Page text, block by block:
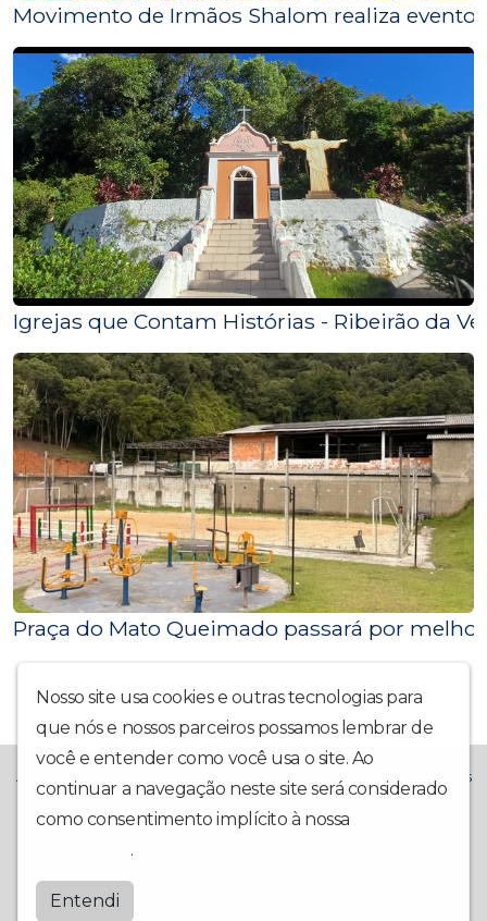
Movimento de Irmãos Shalom realiza
Igrejas que Contam Histórias - Ribeirão da
Praça do Mato Queimado passará por
Nosso site usa cookies e outras tecnologias para
que nós e nossos parceiros possamos lembrar de
você e entender como você usa o site. Ao
continuar a navegação neste site será considerado
como consentimento implícito à nossa
.
Entendi
A Rádio La Prima FM chegou trazendo muito mais alegria! Temos
o compromisso de trazer também: Notícias Locais,
Interatividade, Música Boa, Participação da Comunidade e Boa